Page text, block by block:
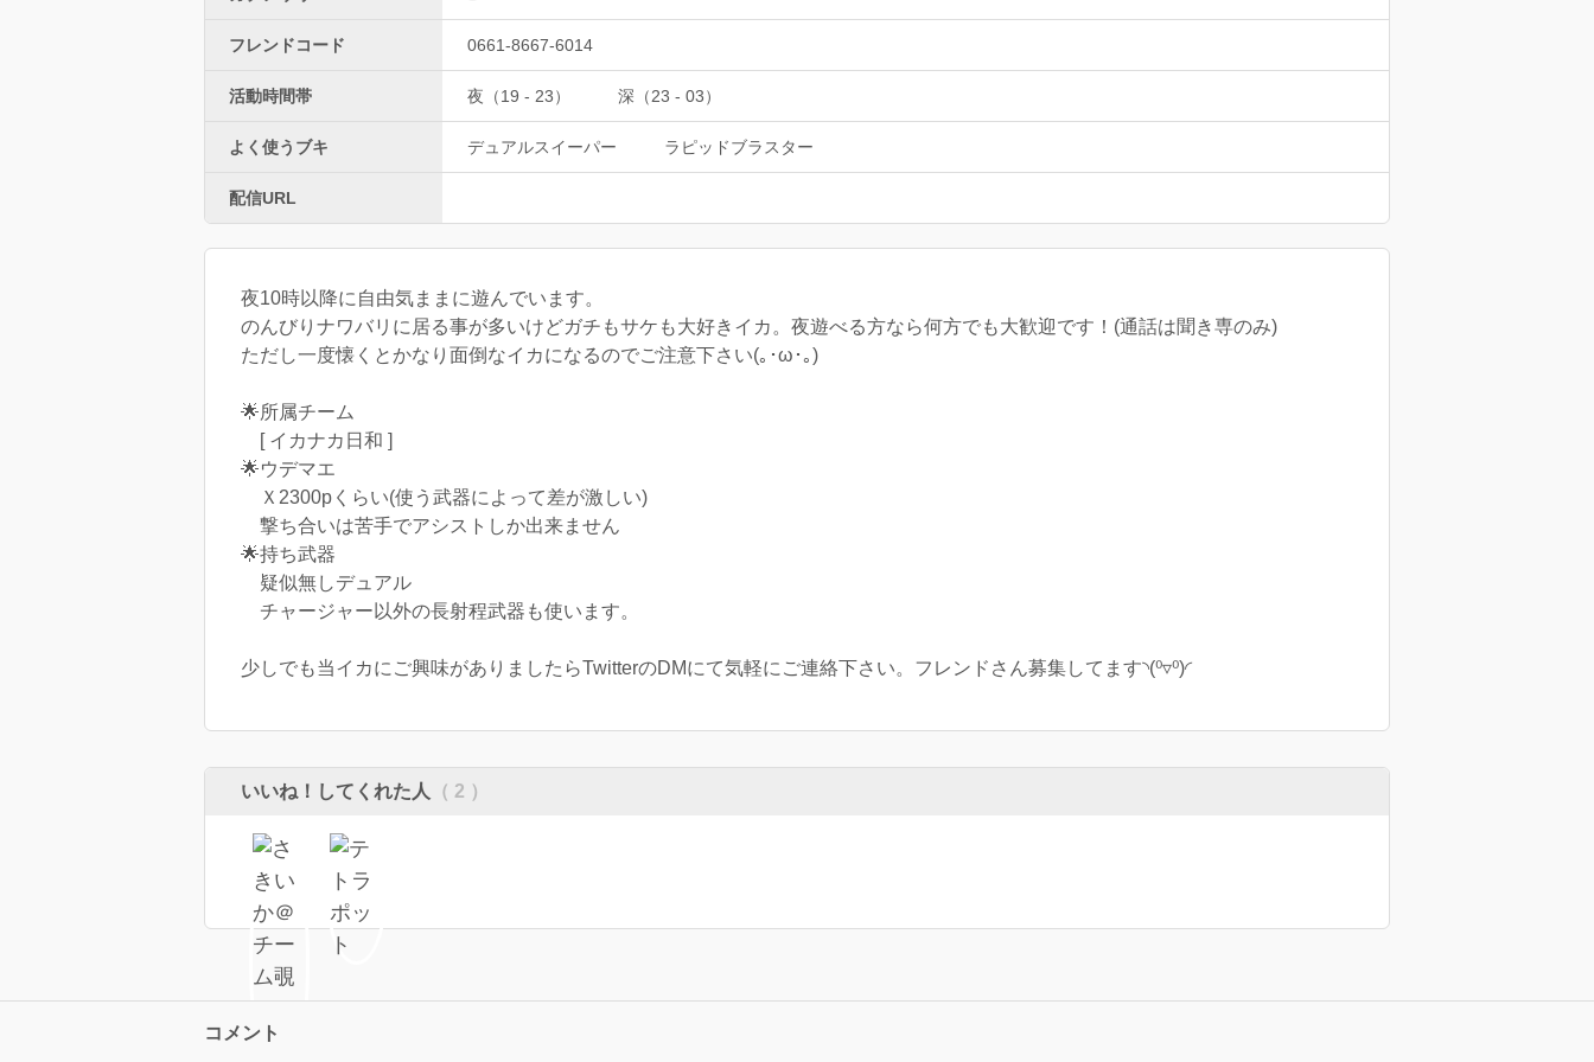
フレンドコード 0661-8667-6014
活動時間帯 夜（19 - 23） 深（23 - 03）
よく使うブキ デュアルスイーパー ラピッドブラスター
配信URL
夜10時以降に自由気ままに遊んでいます。
のんびりナワバリに居る事が多いけどガチもサケも大好きイカ。夜遊べる方なら何方でも大歓迎です！(通話は聞き専のみ)
ただし一度懐くとかなり面倒なイカになるのでご注意下さい(｡･ω･｡)
🌟所属チーム
[ イカナカ日和 ]
🌟ウデマエ
Ｘ2300pくらい(使う武器によって差が激しい)
撃ち合いは苦手でアシストしか出来ません
🌟持ち武器
疑似無しデュアル
チャージャー以外の長射程武器も使います。
少しでも当イカにご興味がありましたらTwitterのDMにて気軽にご連絡下さい。フレンドさん募集してます◝(⁰▿⁰)◜
いいね！してくれた人 （ 2 ）
コメント